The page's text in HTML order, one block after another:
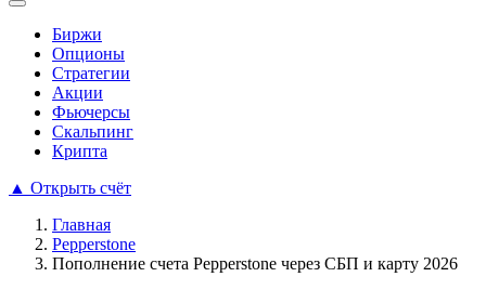
Биржи
Опционы
Стратегии
Акции
Фьючерсы
Скальпинг
Крипта
▲ Открыть счёт
Главная
Pepperstone
Пополнение счета Pepperstone через СБП и карту 2026